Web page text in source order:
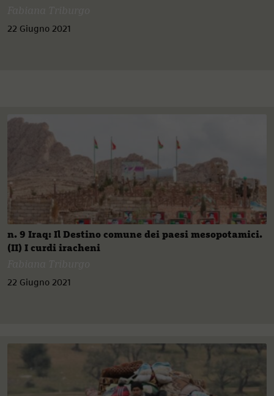
22 Giugno 2021
n. 9 Iraq: Il Destino comune dei paesi mesopotamici.
(II) I curdi iracheni
22 Giugno 2021